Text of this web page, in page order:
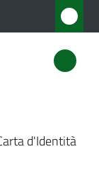
d'Identità